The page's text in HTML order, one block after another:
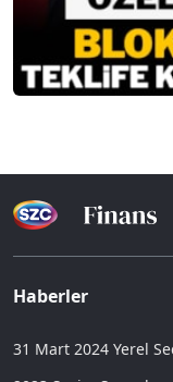
Haberler
31 Mart 2024 Yerel